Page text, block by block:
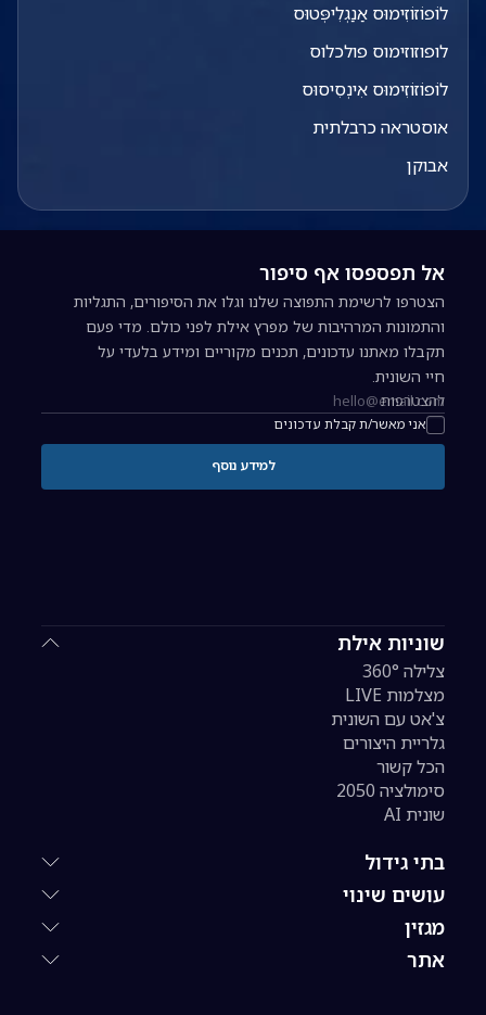
לוֹפוֹזוֹזִימוּס אַנַגְלִיפְּטוּס
לופוזוזימוס פולכלוס
לוֹפוֹזוֹזִימוּס אִינְסִיסוּס
אוסטראה כרבלתית
אבוקן
שוניות אילת
צלילה 360°
מצלמות LIVE
צ'אט עם השונית
גלריית היצורים
הכל קשור
סימולציה 2050
שונית AI
בתי גידול
עושים שינוי
מגזין
אתר
אל תפספסו אף סיפור
הצטרפו לרשימת התפוצה שלנו וגלו את הסיפורים, התגליות
והתמונות המרהיבות של מפרץ אילת לפני כולם. מדי פעם
תקבלו מאתנו עדכונים, תכנים מקוריים ומידע בלעדי על
חיי השונית.
כתובת אימייל להרשמה לניוזלטר
אני מאשר/ת קבלת עדכונים
להצטרפות
למידע נוסף